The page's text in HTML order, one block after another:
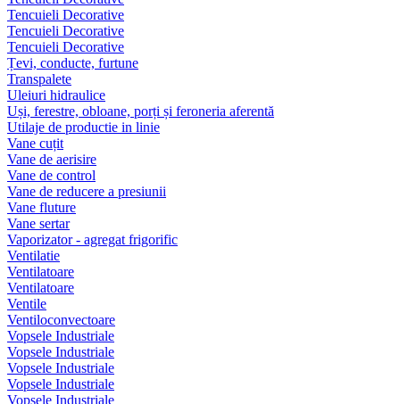
Tencuieli Decorative
Tencuieli Decorative
Tencuieli Decorative
Țevi, conducte, furtune
Transpalete
Uleiuri hidraulice
Uși, ferestre, obloane, porți și feroneria aferentă
Utilaje de productie in linie
Vane cuțit
Vane de aerisire
Vane de control
Vane de reducere a presiunii
Vane fluture
Vane sertar
Vaporizator - agregat frigorific
Ventilatie
Ventilatoare
Ventilatoare
Ventile
Ventiloconvectoare
Vopsele Industriale
Vopsele Industriale
Vopsele Industriale
Vopsele Industriale
Vopsele Industriale